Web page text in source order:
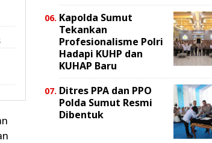
Kapolda Sumut
Tekankan
Profesionalisme Polri
Hadapi KUHP dan
KUHAP Baru
Ditres PPA dan PPO
Polda Sumut Resmi
Dibentuk